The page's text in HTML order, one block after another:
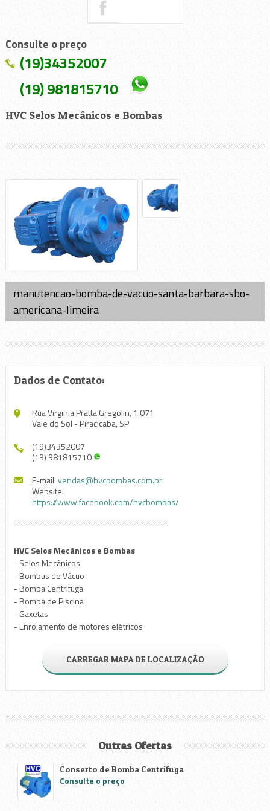
Consulte o preço
(19)34352007
(19) 981815710
HVC Selos Mecânicos e Bombas
manutencao-bomba-de-vacuo-santa-barbara-sbo-
americana-limeira
Dados de Contato:
Rua Virginia Pratta Gregolin, 1.071
Vale do Sol - Piracicaba, SP
(19)34352007
(19) 981815710
E-mail:vendas@hvcbombas.com.br
Website:
https://www.facebook.com/hvcbombas/
HVC Selos Mecânicos e Bombas
- Selos Mecânicos
- Bombas de Vácuo
- Bomba Centrífuga
- Bomba de Piscina
- Gaxetas
- Enrolamento de motores elétricos
CARREGAR MAPA DE LOCALIZAÇÃO
Outras Ofertas
Conserto de Bomba Centrífuga
Consulte o preço